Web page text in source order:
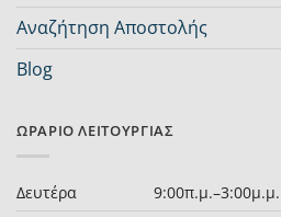
Αναζήτηση Αποστολής
Blog
ΩΡΆΡΙΟ ΛΕΙΤΟΥΡΓΊΑΣ
Δευτέρα
9:00π.μ.–3:00μ.μ.